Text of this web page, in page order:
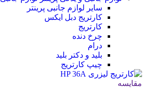
سایر لوازم جانبی پرینتر
کارتریج دبل ایکس
کارتریج
چرخ دنده
درام
بلید و دکتر بلید
چیپ کارتریج
مقایسه